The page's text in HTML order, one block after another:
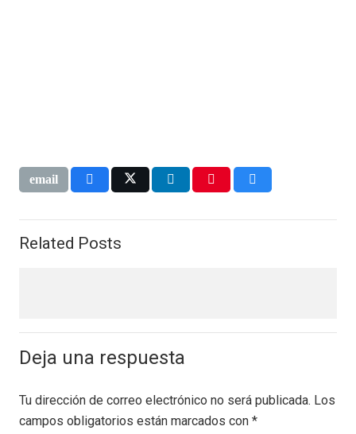
Related Posts
Deja una respuesta
Tu dirección de correo electrónico no será publicada. Los
campos obligatorios están marcados con *